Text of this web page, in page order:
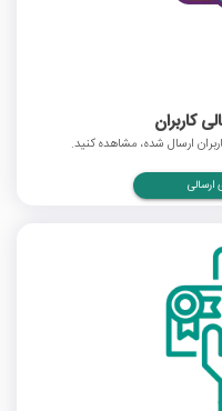
کاربران
ارسال شده، مشاهده کنید.